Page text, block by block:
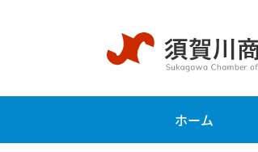
ホーム